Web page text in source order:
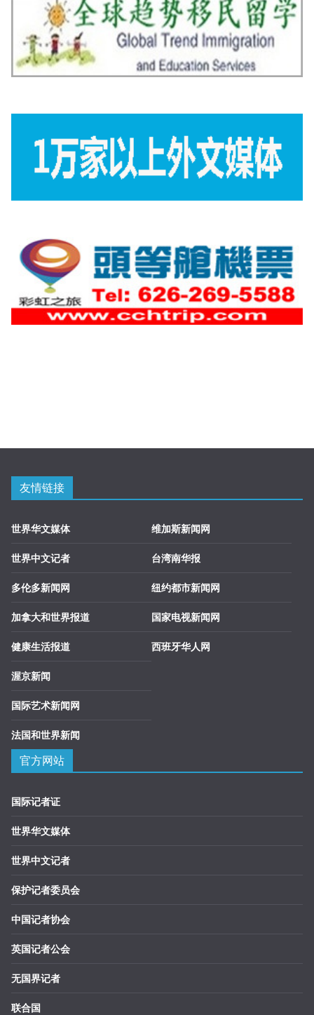
友情链接
世界华文媒体
世界中文记者
多伦多新闻网
加拿大和世界报道
健康生活报道
渥京新闻
国际艺术新闻网
法国和世界新闻
维加斯新闻网
台湾南华报
纽约都市新闻网
国家电视新闻网
西班牙华人网
官方网站
国际记者证
世界华文媒体
世界中文记者
保护记者委员会
中国记者协会
英国记者公会
无国界记者
联合国